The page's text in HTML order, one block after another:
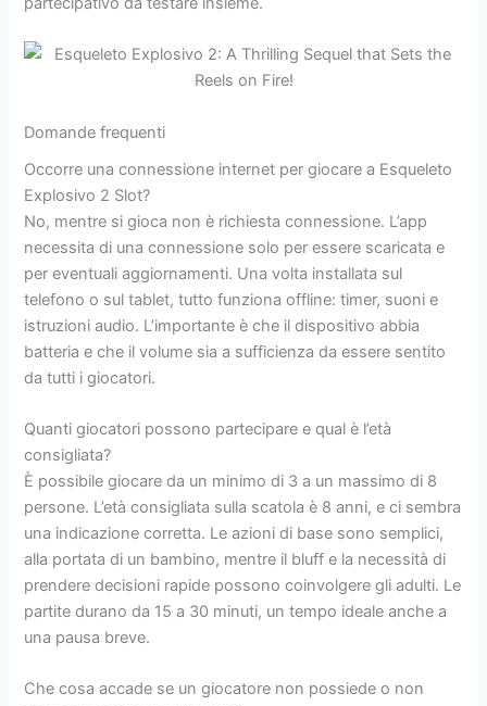
Domande frequenti
Occorre una connessione internet per giocare a Esqueleto
Explosivo 2 Slot?
No, mentre si gioca non è richiesta connessione. L’app
necessita di una connessione solo per essere scaricata e
per eventuali aggiornamenti. Una volta installata sul
telefono o sul tablet, tutto funziona offline: timer, suoni e
istruzioni audio. L’importante è che il dispositivo abbia
batteria e che il volume sia a sufficienza da essere sentito
da tutti i giocatori.
Quanti giocatori possono partecipare e qual è l’età
consigliata?
È possibile giocare da un minimo di 3 a un massimo di 8
persone. L’età consigliata sulla scatola è 8 anni, e ci sembra
una indicazione corretta. Le azioni di base sono semplici,
alla portata di un bambino, mentre il bluff e la necessità di
prendere decisioni rapide possono coinvolgere gli adulti. Le
partite durano da 15 a 30 minuti, un tempo ideale anche a
una pausa breve.
Che cosa accade se un giocatore non possiede o non